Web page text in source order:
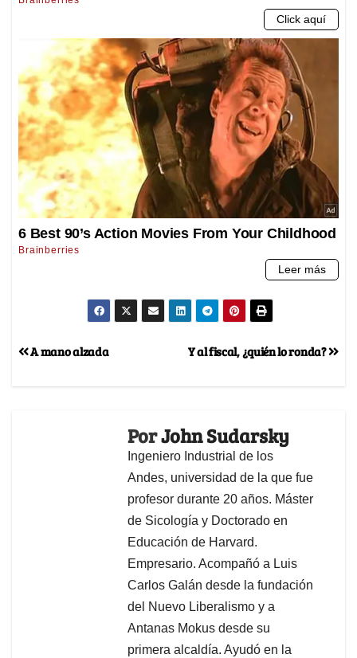
Y al fiscal, ¿quién lo ronda?
A mano alzada
PorJohn Sudarsky
Ingeniero Industrial de los
Andes, universidad de la que fue
profesor durante 20 años. Máster
de Sicología y Doctorado en
Educación de Harvard.
Empresario. Acompañó a Luis
Carlos Galán desde la fundación
del Nuevo Liberalismo y a
Antanas Mokus desde su
primera alcaldía. Ayudó en la